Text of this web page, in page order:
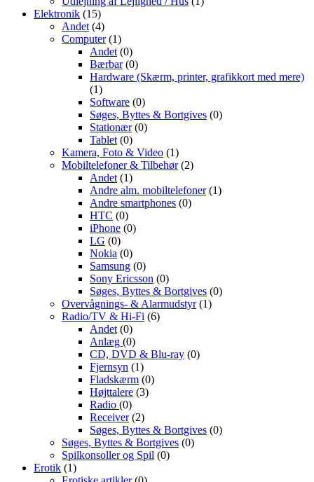
Elektronik (15)
Andet (4)
Computer(1)
Andet (0)
Bærbar(0)
Hardware (Skærm, printer, grafikkort med mere)
(1)
Software (0)
Søges, Byttes & Bortgives (0)
Stationær(0)
Tablet (0)
Kamera, Foto & Video (1)
Mobiltelefoner & Tilbehør(2)
Andet (1)
Andre alm. mobiltelefoner(1)
Andre smartphones (0)
HTC (0)
iPhone (0)
LG (0)
Nokia (0)
Samsung (0)
Sony Ericsson (0)
Søges, Byttes & Bortgives (0)
Overvågnings- & Alarmudstyr(1)
Radio/TV & Hi-Fi (6)
Andet (0)
Anlæg (0)
CD, DVD & Blu-ray (0)
Fjernsyn (1)
Fladskærm (0)
Højttalere (3)
Radio (0)
Receiver(2)
Søges, Byttes & Bortgives (0)
Søges, Byttes & Bortgives (0)
Spilkonsoller og Spil (0)
Erotik (1)